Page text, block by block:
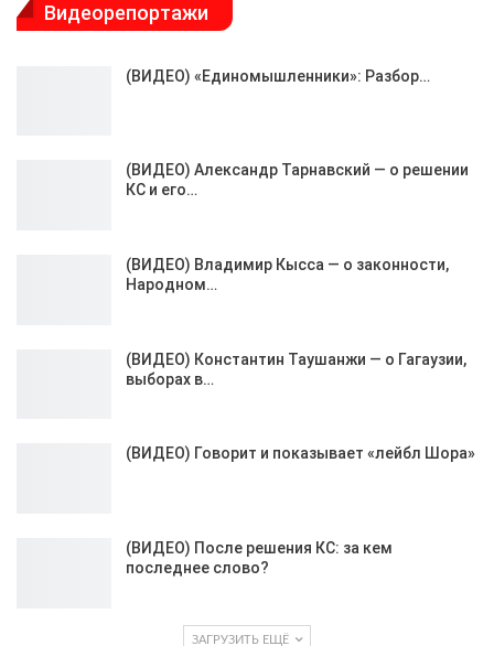
Видеорепортажи
(ВИДЕО) «Единомышленники»: Разбор…
(ВИДЕО) Александр Тарнавский — о решении
КС и его…
(ВИДЕО) Владимир Кысса — о законности,
Народном…
(ВИДЕО) Константин Таушанжи — о Гагаузии,
выборах в…
(ВИДЕО) Говорит и показывает «лейбл Шора»
(ВИДЕО) После решения КС: за кем
последнее слово?
ЗАГРУЗИТЬ ЕЩЁ